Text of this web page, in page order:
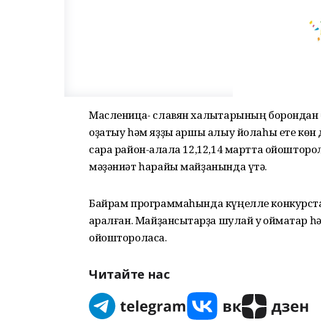
Масленица- славян халыҡтарының
оҙатыу һәм яҙҙы ҡаршы алыу йолаһы ете
сара район-ҡалала 12,12,14 мартта
мәҙәниәт һарайы майҙанында үтә.
Байрам программаһында күңелле
ҡаралған. Майҙансыҡтарҙа шулай уҡ ҡоймаҡтар
ойоштороласаҡ.
Читайте нас